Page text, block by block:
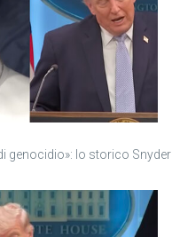
genocidio»: lo storico